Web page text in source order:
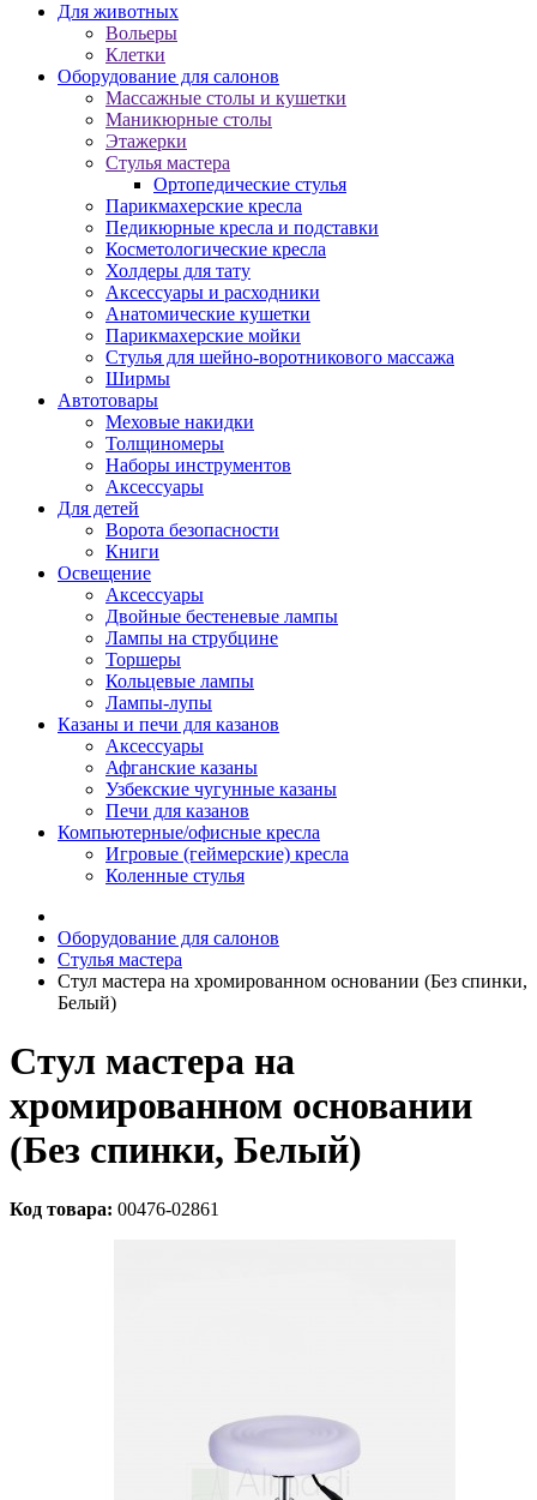
Для животных
Вольеры
Клетки
Оборудование для салонов
Массажные столы и кушетки
Маникюрные столы
Этажерки
Стулья мастера
Ортопедические стулья
Парикмахерские кресла
Педикюрные кресла и подставки
Косметологические кресла
Холдеры для тату
Аксессуары и расходники
Анатомические кушетки
Парикмахерские мойки
Стулья для шейно-воротникового массажа
Ширмы
Автотовары
Меховые накидки
Толщиномеры
Наборы инструментов
Аксессуары
Для детей
Ворота безопасности
Книги
Освещение
Аксессуары
Двойные бестеневые лампы
Лампы на струбцине
Торшеры
Кольцевые лампы
Лампы-лупы
Казаны и печи для казанов
Аксессуары
Афганские казаны
Узбекские чугунные казаны
Печи для казанов
Компьютерные/офисные кресла
Игровые (геймерские) кресла
Коленные стулья
Оборудование для салонов
Стулья мастера
Стул мастера на хромированном основании (Без спинки,
Белый)
Стул мастера на
хромированном основании
(Без спинки, Белый)
Код товара: 00476-02861